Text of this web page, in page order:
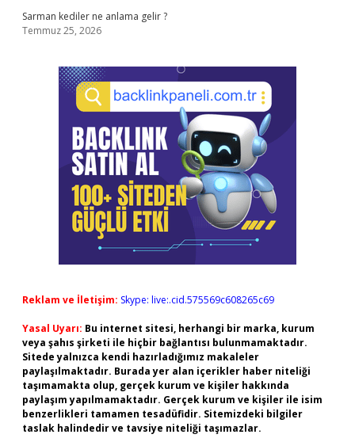
Sarman kediler ne anlama gelir ?
Temmuz 25, 2026
Reklam ve İletişim: Skype: live:.cid.575569c608265c69
Yasal Uyarı: Bu internet sitesi, herhangi bir marka, kurum
veya şahıs şirketi ile hiçbir bağlantısı bulunmamaktadır.
Sitede yalnızca kendi hazırladığımız makaleler
paylaşılmaktadır. Burada yer alan içerikler haber niteliği
taşımamakta olup, gerçek kurum ve kişiler hakkında
paylaşım yapılmamaktadır. Gerçek kurum ve kişiler ile isim
benzerlikleri tamamen tesadüfidir. Sitemizdeki bilgiler
taslak halindedir ve tavsiye niteliği taşımazlar.